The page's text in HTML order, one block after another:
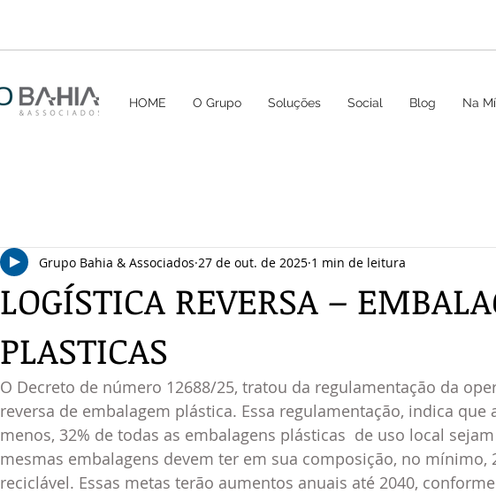
HOME O Grupo Soluções Social Blog Na
LOGÍSTICA REVERSA –
PLASTICAS
Grupo Bahia & Associados 27 de out. de 2025 1 min de leitura
O Decreto de número 12688/25, tratou da regulamentação da
reversa de embalagem plástica. Essa regulamentação, indica que
menos, 32% de todas as embalagens plásticas  de uso local
mesmas embalagens devem ter em sua composição, no mínimo,
reciclável. Essas metas terão aumentos anuais até 2040,